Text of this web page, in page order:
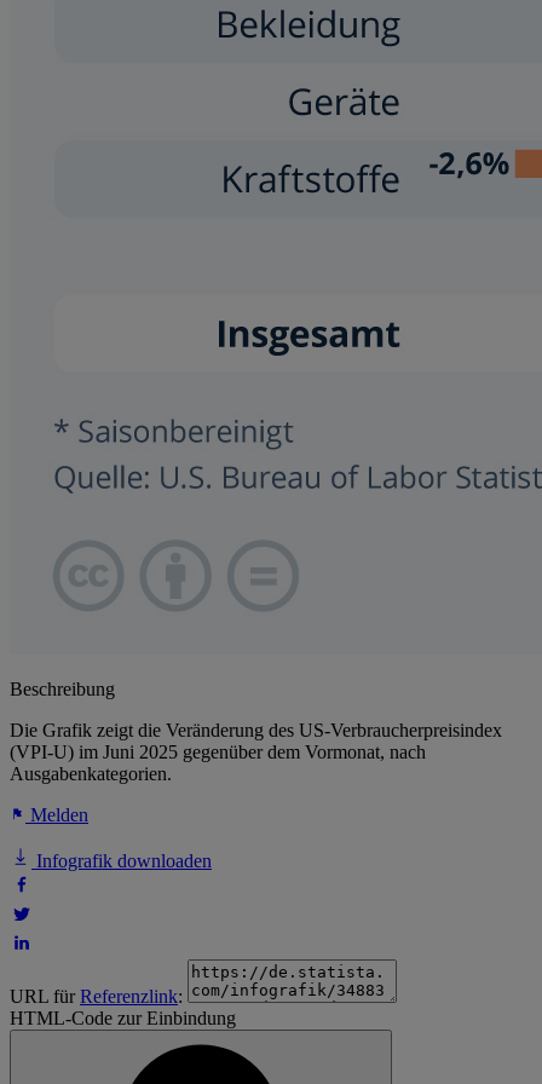
Beschreibung
Die Grafik zeigt die Veränderung des US-Verbraucherpreisindex
(VPI-U) im Juni 2025 gegenüber dem Vormonat, nach
Ausgabenkategorien.
Melden
Infografik downloaden
URL fürReferenzlink:
HTML-Code zur Einbindung